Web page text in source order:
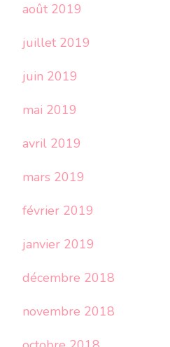
août 2019
juillet 2019
juin 2019
mai 2019
avril 2019
mars 2019
février 2019
janvier 2019
décembre 2018
novembre 2018